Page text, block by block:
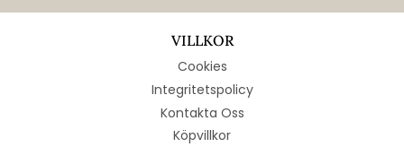
VILLKOR
Cookies
Integritetspolicy
Kontakta Oss
Köpvillkor